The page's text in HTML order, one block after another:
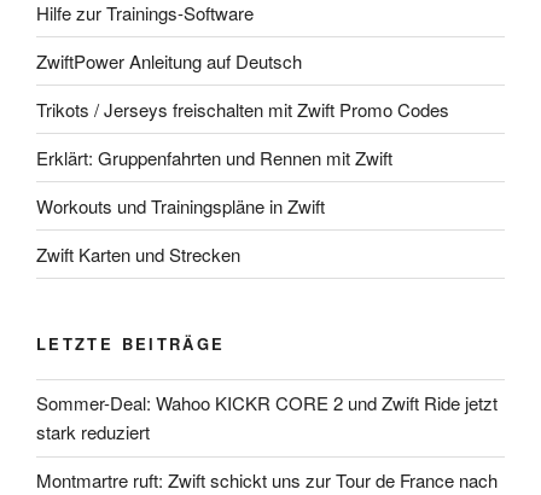
Hilfe zur Trainings-Software
ZwiftPower Anleitung auf Deutsch
Trikots / Jerseys freischalten mit Zwift Promo Codes
Erklärt: Gruppenfahrten und Rennen mit Zwift
Workouts und Trainingspläne in Zwift
Zwift Karten und Strecken
LETZTE BEITRÄGE
Sommer-Deal: Wahoo KICKR CORE 2 und Zwift Ride jetzt
stark reduziert
Montmartre ruft: Zwift schickt uns zur Tour de France nach